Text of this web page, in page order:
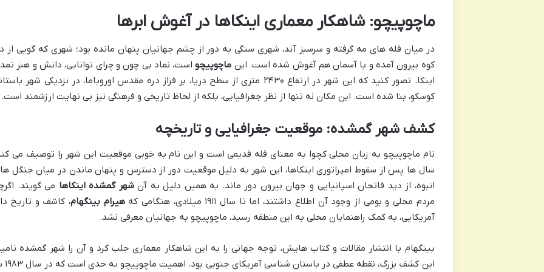
ماچوپیچو: شاهکار معماری اینکاها در آغوش ابرها
در میان قله های مه گرفته و سرسبز آند، شهری سنگی به دور از چشم جهانیان پنهان مانده بود؛ شهری که گویی از
کوه بیرون آمده و با آسمان هم آغوش شده است. این ماچوپیچواست، نماد بی چون و چرای توانایی، دانش و هنر
اینکا. تصور کنید که این شهر در ارتفاع ۲۴۳۰ متری از سطح دریا، بر فراز دره مقدس اوروباما، در نزدیکی شهر
کوسکو، بنا شده است. این مکان نه تنها از نظر جغرافیایی، بلکه از لحاظ تاریخی و فرهنگی نیز بی نهایت ارزشمند است.
کشف شهر گمشده: موقعیت جغرافیایی و تاریخچه
نام ماچوپیچو به زبان محلی کچوا به معنای قله قدیمی است و این نام به خوبی موقعیت این شهر را توصیف می
سال ها پس از سقوط امپراتوری اینکاها، این شهر به دلیل موقعیت دور از دسترس و پنهان ماندن در میان جنگل
انبوه، از دید فاتحان اسپانیایی و جهان بیرون دور ماند. به همین دلیل به آنشهر گمشده اینکاها می گویند.
مردم محلی و بومی از وجود آن اطلاع داشتند، اما تا سال ۱۹۱۱ میلادی، هنگامی که
هیرام بینگهام، کاشف و تاریخ
آمریکایی، به کمک راهنمایان محلی به این منطقه رسید، ماچوپیچو به جهانیان معرفی نشد.
بینگهام با انتشار مقالات و کتاب هایش، توجه جهانی را به این شاهکار معماری جلب کرد و آن را شهر گمشده
این کشف بزرگ،